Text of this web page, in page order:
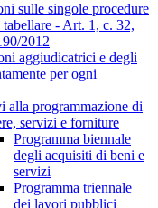
sulle singole procedure
- Art. 1, c. 32,
2012
aggiudicatrici e degli
per ogni
alla programmazione di
servizi e forniture
Programma biennale
degli acquisiti di beni e
servizi
Programma triennale
dei lavori pubblici